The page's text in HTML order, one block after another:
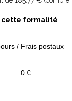
cette formalité
/ Frais postaux
0 €